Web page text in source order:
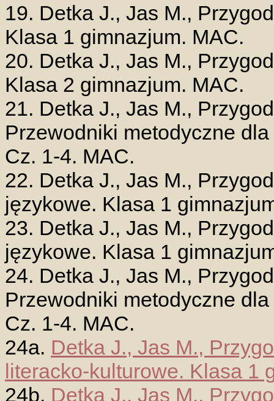
19. Detka J., Jas M.,
Klasa 1 gimnazjum. MAC.
20. Detka J., Jas M.,
Klasa 2 gimnazjum. MAC.
21. Detka J., Jas M.,
Przewodniki metodyczne
Cz. 1-4. MAC.
22. Detka J., Jas M.,
językowe. Klasa 1
23. Detka J., Jas M.,
językowe. Klasa 1
24. Detka J., Jas M.,
Przewodniki metodyczne
Cz. 1-4. MAC.
24a. Detka J., Jas M.,
literacko-kulturowe. Klasa 1
24b. Detka J., Jas M.,